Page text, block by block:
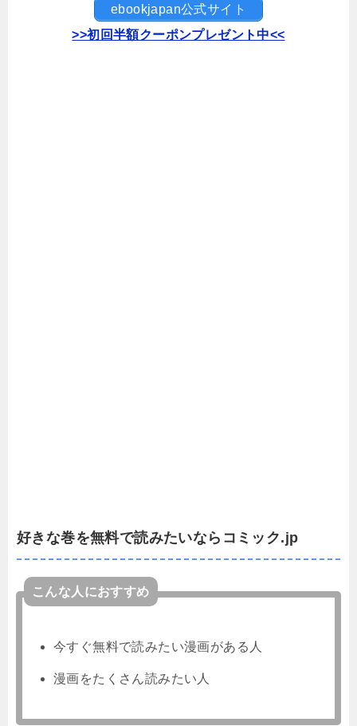
ebookjapan公式サイト
>>初回半額クーポンプレゼント中<<
好きな巻を無料で読みたいならコミック.jp
こんな人におすすめ
今すぐ無料で読みたい漫画がある人
漫画をたくさん読みたい人